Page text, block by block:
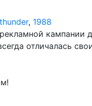
, 1988
кампании
отличалась